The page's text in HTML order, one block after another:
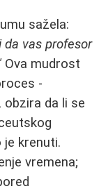
sažela:
da vas profesor
Ova mudrost
-
da li se
krenuti.
vremena;